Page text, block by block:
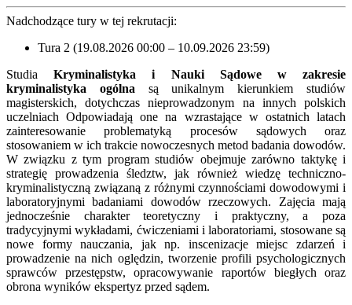
Nadchodzące tury w tej rekrutacji:
Tura 2 (19.08.2026 00:00 – 10.09.2026 23:59)
StudiaKryminalistyka i Nauki Sądowe w zakresie
kryminalistyka ogólna są unikalnym kierunkiem studiów
magisterskich, dotychczas nieprowadzonym na innych polskich
uczelniach Odpowiadają one na wzrastające w ostatnich latach
zainteresowanie problematyką procesów sądowych oraz
stosowaniem w ich trakcie nowoczesnych metod badania dowodów.
W związku z tym program studiów obejmuje zarówno taktykę i
strategię prowadzenia śledztw, jak również wiedzę techniczno-
kryminalistyczną związaną z różnymi czynnościami dowodowymi i
laboratoryjnymi badaniami dowodów rzeczowych. Zajęcia mają
jednocześnie charakter teoretyczny i praktyczny, a poza
tradycyjnymi wykładami, ćwiczeniami i laboratoriami, stosowane są
nowe formy nauczania, jak np. inscenizacje miejsc zdarzeń i
prowadzenie na nich oględzin, tworzenie profili psychologicznych
sprawców przestępstw, opracowywanie raportów biegłych oraz
obrona wyników ekspertyz przed sądem.